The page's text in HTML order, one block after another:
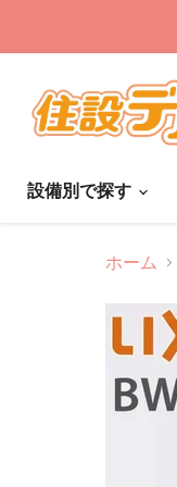
設備別で探す
ホーム